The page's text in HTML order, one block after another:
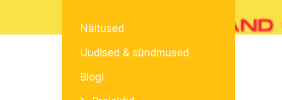
Näitused
Uudised & sündmused
Blogi